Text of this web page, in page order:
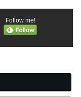
Follow me!